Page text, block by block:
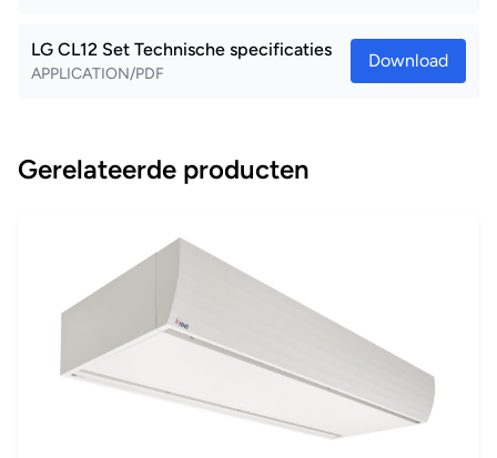
LG CL12 Set Technische specificaties
APPLICATION/PDF
Download
Gerelateerde producten